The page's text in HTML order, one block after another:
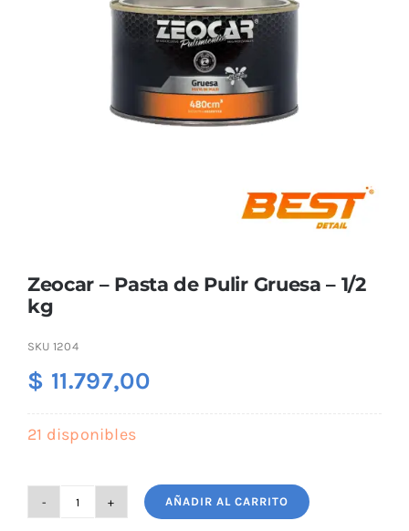
Marcas
Outlet
Zeocar – Pasta de Pulir Gruesa – 1/2
kg
SKU 1204
$ 11.797,00
21 disponibles
AÑADIR AL CARRITO